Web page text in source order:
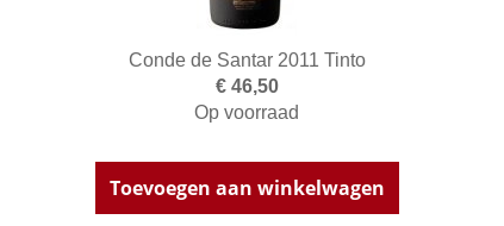
Conde de Santar 2011 Tinto
€ 46,50
Op voorraad
Toevoegen aan winkelwagen